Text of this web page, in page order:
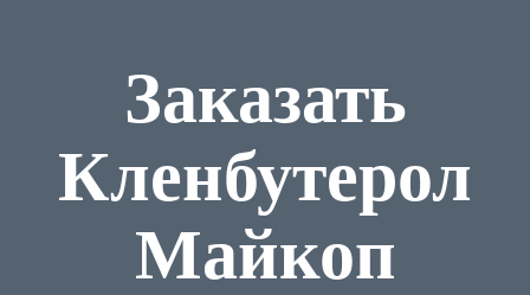
Заказать
Кленбутерол
Майкоп